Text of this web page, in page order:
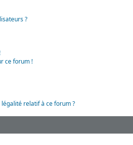
?
ce forum !
relatif à ce forum ?